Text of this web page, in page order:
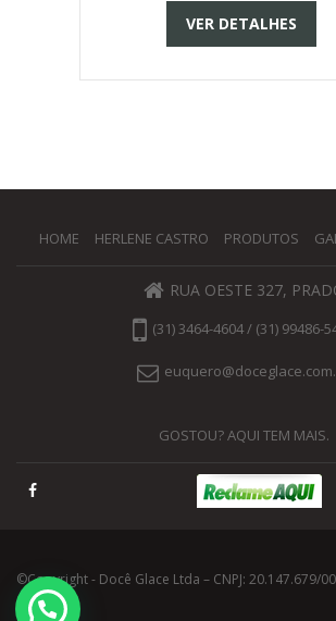
VER DETALHES
HOME HERLENE CASTRO PRODUTOS
RUA OESTE 327,
(31) 3464-4604 / (31) 99486-
GOSTOU? AQUI TEM MAIS.
©Copyright - Docê Glace Ltda – CNPJ: 20.147.679/